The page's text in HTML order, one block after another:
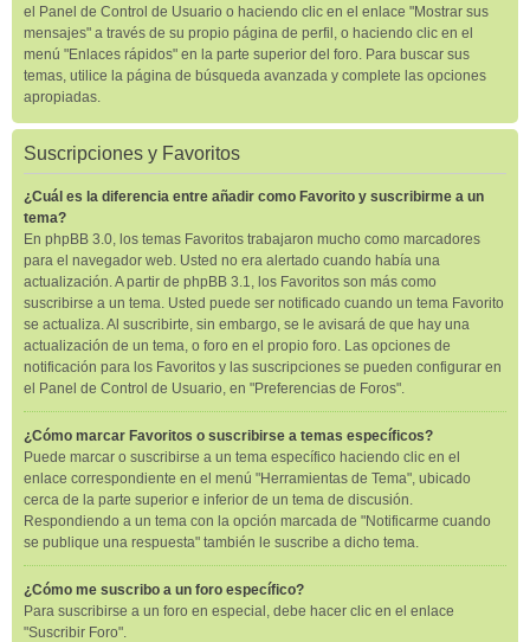
el Panel de Control de Usuario o haciendo clic en el enlace "Mostrar sus
mensajes" a través de su propio página de perfil, o haciendo clic en el
menú "Enlaces rápidos" en la parte superior del foro. Para buscar sus
temas, utilice la página de búsqueda avanzada y complete las opciones
apropiadas.
Suscripciones y Favoritos
¿Cuál es la diferencia entre añadir como Favorito y suscribirme a un
tema?
En phpBB 3.0, los temas Favoritos trabajaron mucho como marcadores
para el navegador web. Usted no era alertado cuando había una
actualización. A partir de phpBB 3.1, los Favoritos son más como
suscribirse a un tema. Usted puede ser notificado cuando un tema Favorito
se actualiza. Al suscribirte, sin embargo, se le avisará de que hay una
actualización de un tema, o foro en el propio foro. Las opciones de
notificación para los Favoritos y las suscripciones se pueden configurar en
el Panel de Control de Usuario, en "Preferencias de Foros".
¿Cómo marcar Favoritos o suscribirse a temas específicos?
Puede marcar o suscribirse a un tema específico haciendo clic en el
enlace correspondiente en el menú "Herramientas de Tema", ubicado
cerca de la parte superior e inferior de un tema de discusión.
Respondiendo a un tema con la opción marcada de "Notificarme cuando
se publique una respuesta" también le suscribe a dicho tema.
¿Cómo me suscribo a un foro específico?
Para suscribirse a un foro en especial, debe hacer clic en el enlace
"Suscribir Foro".